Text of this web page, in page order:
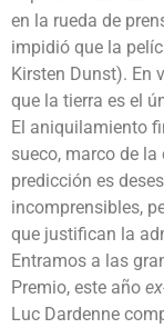
en la rueda de
impidió que la
Kirsten Dunst). En
que la tierra es el
El aniquilamiento
sueco, marco de
predicción es
incomprensibles,
que justifican la
Entramos a las
Premio, este año
Luc Dardenne